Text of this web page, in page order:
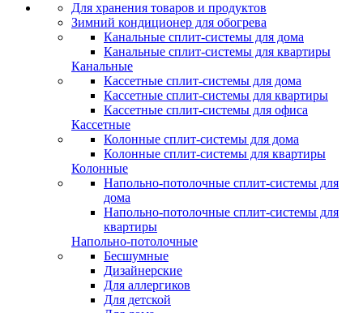
Для хранения товаров и продуктов
Зимний кондиционер для обогрева
Канальные сплит-системы для дома
Канальные сплит-системы для квартиры
Канальные
Кассетные сплит-системы для дома
Кассетные сплит-системы для квартиры
Кассетные сплит-системы для офиса
Кассетные
Колонные сплит-системы для дома
Колонные сплит-системы для квартиры
Колонные
Напольно-потолочные сплит-системы для
дома
Напольно-потолочные сплит-системы для
квартиры
Напольно-потолочные
Бесшумные
Дизайнерские
Для аллергиков
Для детской